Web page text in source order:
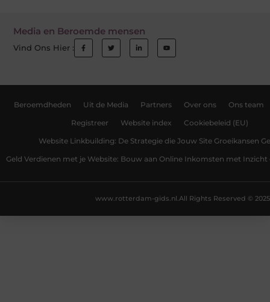
Media en Beroemde mensen
Vind Ons Hier :
Beroemdheden Uit de Media Partners Over ons Ons team
Registreer Website index Cookiebeleid (EU)
Website Linkbuilding: De Strategie die Jouw Site Groeikansen
Geld Verdienen met je Website: Bouw aan Online Inkomsten met Inzicht
All Rights Reserved © 2025
www.rotterdam-gids.nl.